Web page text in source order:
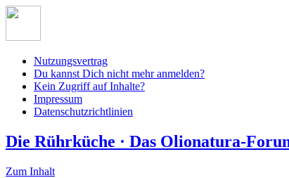
Nutzungsvertrag
Du kannst Dich nicht mehr anmelden?
Kein Zugriff auf Inhalte?
Impressum
Datenschutzrichtlinien
Die Rührküche · Das Olionatura-
Zum Inhalt